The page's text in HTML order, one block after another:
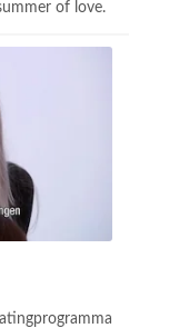
of love.